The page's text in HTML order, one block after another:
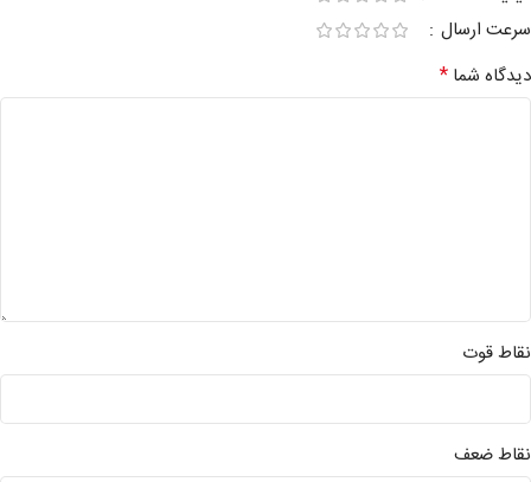
سرعت ارسال
دیدگاه شما *
نقاط قوت
نقاط ضعف